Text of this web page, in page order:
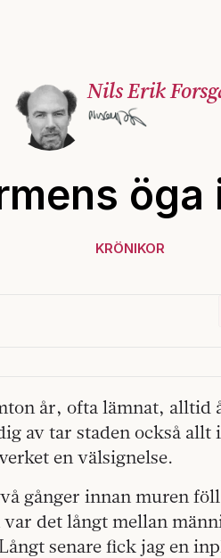
Nils Erik
öga
KRÖNIKOR
år, ofta lämnat, alltid
av tar staden också
en välsignelse.
gånger innan muren
var det långt mellan
senare fick jag en